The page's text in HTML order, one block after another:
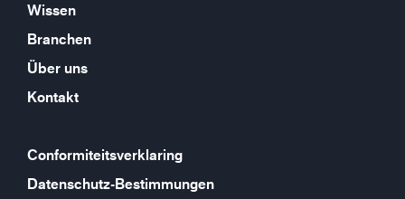
Wissen
Branchen
Über uns
Kontakt
Conformiteitsverklaring
Datenschutz-Bestimmungen